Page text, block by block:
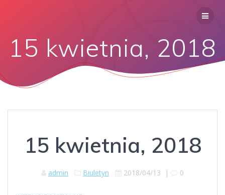
15 kwietnia, 2018
15 kwietnia, 2018
admin Biuletyn 2018/04/13 | 0